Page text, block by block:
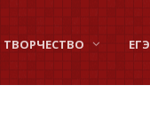
ТВОРЧЕСТВО ЕГЭ